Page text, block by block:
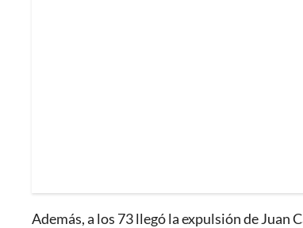
Además, a los 73 llegó la expulsión de Juan